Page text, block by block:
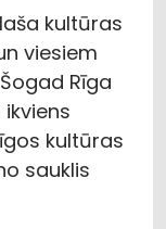
kultūras
viesiem
Rīga
kultūras
sauklis